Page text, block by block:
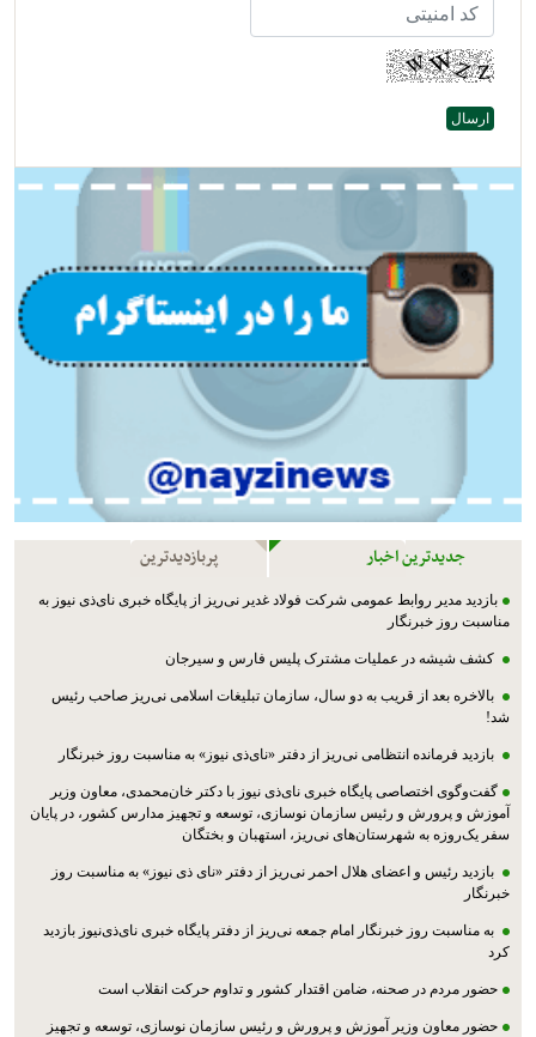
جدیدترین اخبار پربازدیدترین
بازدید مدیر روابط عمومی شرکت فولاد غدیر نی‌ریز از پایگاه خبری نای‌ذی نیوز به
مناسبت روز خبرنگار
کشف شیشه در عملیات مشترک پليس فارس و سیرجان
بالاخره بعد از قریب به دو سال، سازمان تبلیغات اسلامی نی‌ریز صاحب رئیس
شد!
بازدید فرمانده انتظامی نی‌ریز از دفتر «نای‌ذی نیوز» به مناسبت روز خبرنگار
گفت‌وگوی اختصاصی پایگاه خبری نای‌ذی نیوز با دکتر خان‌محمدی، معاون وزیر
آموزش و پرورش و رئیس سازمان نوسازی، توسعه و تجهیز مدارس کشور، در پایان
سفر یک‌روزه به شهرستان‌های نی‌ریز، استهبان و بختگان
بازدید رئیس و اعضای هلال احمر نی‌ریز از دفتر «نای ذی نیوز» به مناسبت روز
خبرنگار
به مناسبت روز خبرنگار امام جمعه نی‌ریز از دفتر پایگاه خبری نای‌ذی‌نیوز بازدید
کرد
حضور مردم در صحنه، ضامن اقتدار کشور و تداوم حرکت انقلاب است
حضور معاون وزیر آموزش و پرورش و رئیس سازمان نوسازی، توسعه و تجهیز